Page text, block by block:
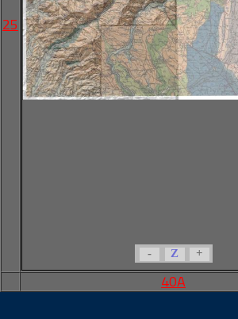
25
- Z +
40A